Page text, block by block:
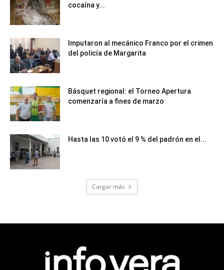
cocaína y...
Imputaron al mecánico Franco por el crimen
del policía de Margarita
Básquet regional: el Torneo Apertura
comenzaría a fines de marzo
Hasta las 10 votó el 9 % del padrón en el...
Cargar más